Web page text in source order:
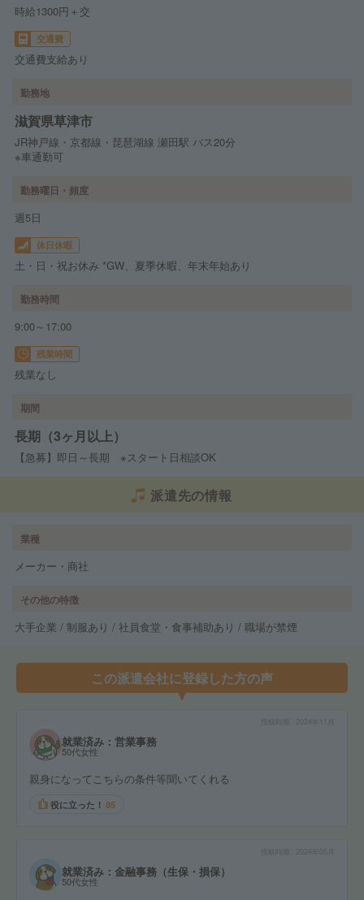
時給1300円＋交
交通費
交通費支給あり
勤務地
滋賀県草津市
JR神戸線・京都線・琵琶湖線 瀬田駅 バス20分
※車通勤可
勤務曜日・頻度
週5日
休日休暇
土・日・祝お休み *GW、夏季休暇、年末年始あり
勤務時間
9:00～17:00
残業時間
残業なし
期間
長期（3ヶ月以上）
【急募】即日～長期 ※スタート日相談OK
派遣先の情報
業種
メーカー・商社
その他の特徴
大手企業 / 制服あり / 社員食堂・食事補助あり / 職場が禁煙
この派遣会社に登録した方の声
2024年11月
就業済み：営業事務
50代女性
親身になってこちらの条件等聞いてくれる
役に立った！ 85
2024年05月
就業済み：金融事務（生保・損保）
50代女性